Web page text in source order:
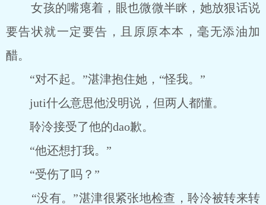
女孩的嘴瘪着，眼也微微半眯，她放狠话说
要告状就一定要告，且原原本本，毫无添油加
醋。
“对不起。”湛津抱住她，“怪我。”
juti什么意思他没明说，但两人都懂。
聆泠接受了他的dao歉。
“他还想打我。”
“受伤了吗？”
“没有。”湛津很紧张地检查，聆泠被转来转